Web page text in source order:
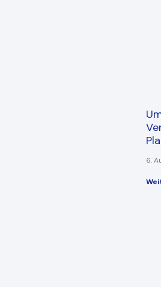
6.